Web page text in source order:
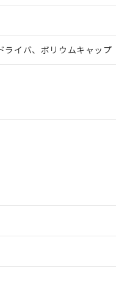
ライバ、ボリウムキャップ